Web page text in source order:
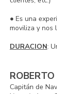
● Es una
moviliza y nos
DURACION:
Capitán de